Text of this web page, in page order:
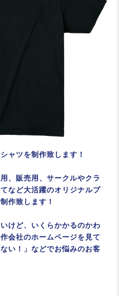
ャツを制作致します！
、販売用、サークルやクラ
など大活躍のオリジナルプ
作致します！
けど、いくらかかるのかわ
会社のホームページを見て
い！」などでお悩みのお客